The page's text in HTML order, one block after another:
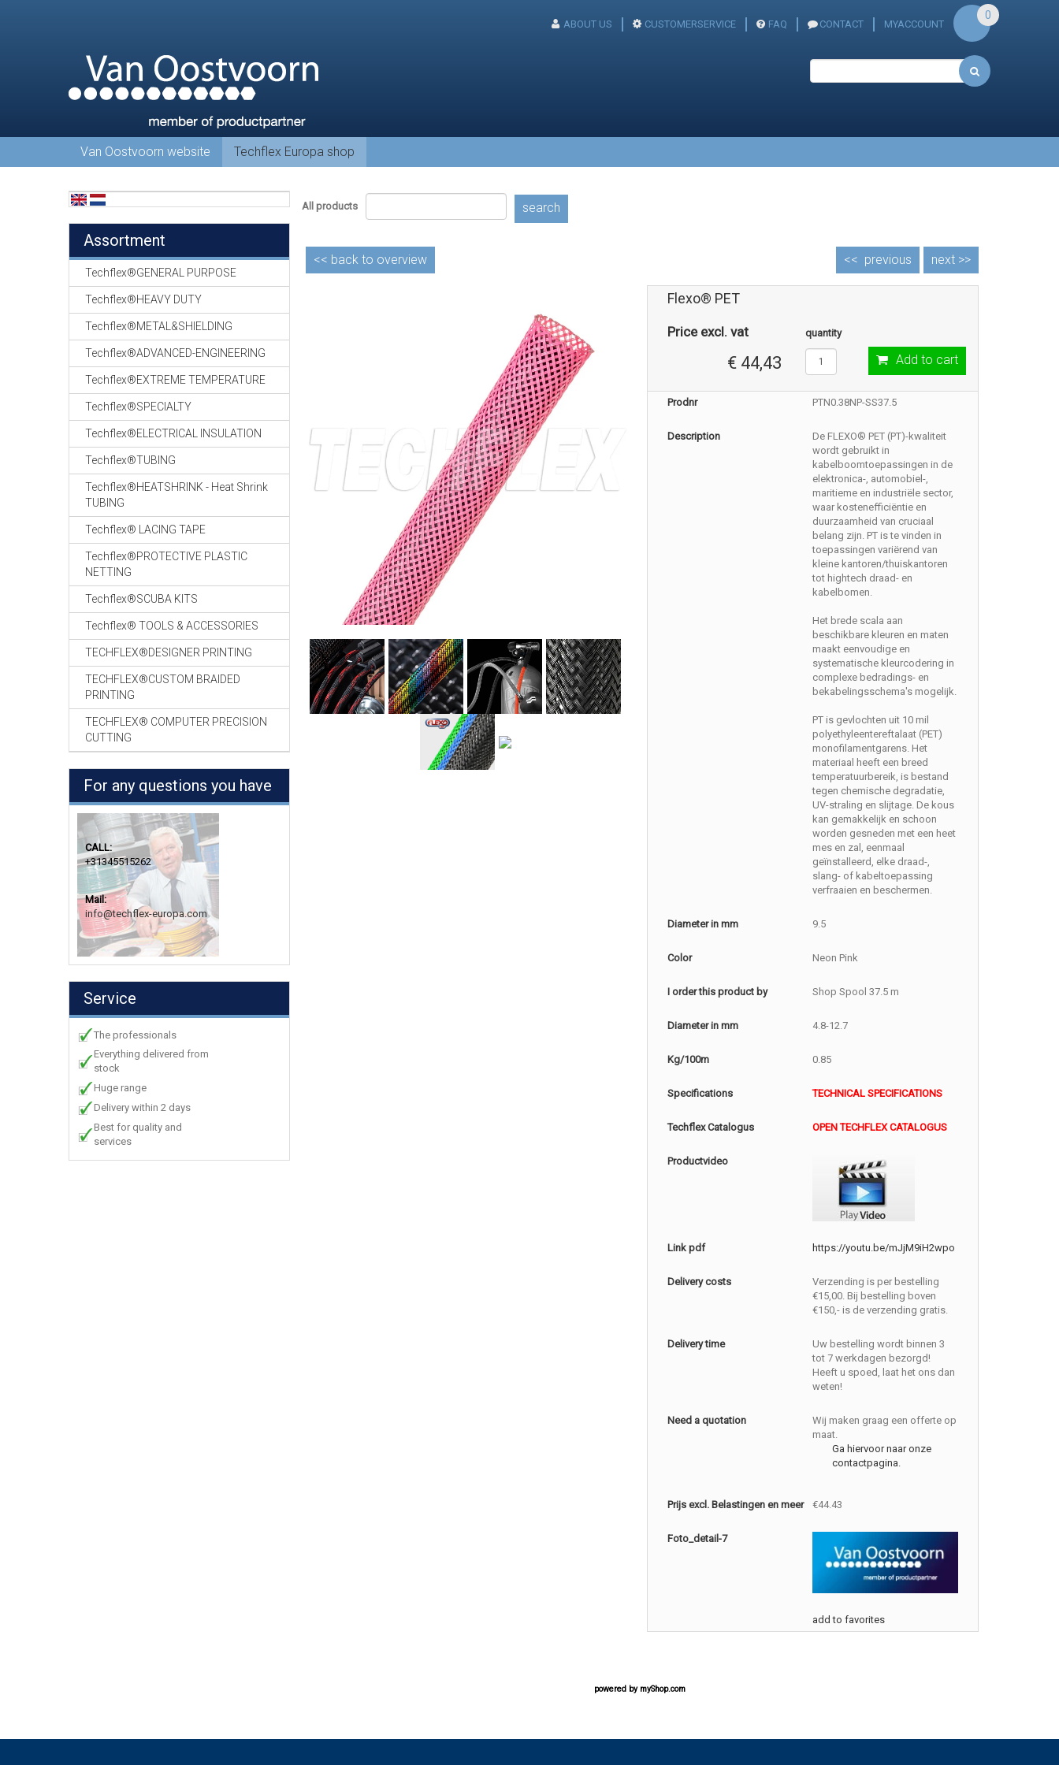
ABOUT US CUSTOMERSERVICE FAQ CONTACT MYACCOUNT
0
Van Oostvoorn website Techflex Europa shop
Assortment
Techflex®GENERAL PURPOSE
Techflex®HEAVY DUTY
Techflex®METAL&SHIELDING
Techflex®ADVANCED-ENGINEERING
Techflex®EXTREME TEMPERATURE
Techflex®SPECIALTY
Techflex®ELECTRICAL INSULATION
Techflex®TUBING
Techflex®HEATSHRINK - Heat Shrink
TUBING
Techflex® LACING TAPE
Techflex®PROTECTIVE PLASTIC
NETTING
Techflex®SCUBA KITS
Techflex® TOOLS & ACCESSORIES
TECHFLEX®DESIGNER PRINTING
TECHFLEX®CUSTOM BRAIDED
PRINTING
TECHFLEX® COMPUTER PRECISION
CUTTING
For any questions you have
CALL:
+31345515262
Mail:
info@techflex-europa.com
Service
The professionals
Everything delivered from
stock
Huge range
Delivery within 2 days
Best for quality and
services
All products search
<< back to overview next >>
<< previous
Flexo® PET
Price excl. vat
€ 44,43
quantity
Add to cart
Prodnr PTN0.38NP-SS37.5
Description
De FLEXO® PET (PT)-kwaliteit
wordt gebruikt in
kabelboomtoepassingen in de
elektronica-, automobiel-,
maritieme en industriële sector,
waar kostenefficiëntie en
duurzaamheid van cruciaal
belang zijn. PT is te vinden in
toepassingen variërend van
kleine kantoren/thuiskantoren
tot hightech draad- en
kabelbomen.
Het brede scala aan
beschikbare kleuren en maten
maakt eenvoudige en
systematische kleurcodering in
complexe bedradings- en
bekabelingsschema's mogelijk.
PT is gevlochten uit 10 mil
polyethyleentereftalaat (PET)
monofilamentgarens. Het
materiaal heeft een breed
temperatuurbereik, is bestand
tegen chemische degradatie,
UV-straling en slijtage. De kous
kan gemakkelijk en schoon
worden gesneden met een heet
mes en zal, eenmaal
geïnstalleerd, elke draad-,
slang- of kabeltoepassing
verfraaien en beschermen.
Diameter in mm 9.5
Color Neon Pink
I order this product by Shop Spool 37.5 m
Diameter in mm 4.8-12.7
Kg/100m 0.85
Specifications TECHNICAL SPECIFICATIONS
Techflex Catalogus OPEN TECHFLEX CATALOGUS
Productvideo
Link pdf https://youtu.be/mJjM9iH2wpo
Delivery costs
Verzending is per bestelling
€15,00. Bij bestelling boven
€150,- is de verzending gratis.
Delivery time
Uw bestelling wordt binnen 3
tot 7 werkdagen bezorgd!
Heeft u spoed, laat het ons dan
weten!
Need a quotation
Wij maken graag een offerte op
maat.
Ga hiervoor naar onze
contactpagina.
Prijs excl. Belastingen en meer €44.43
Foto_detail-7
add to favorites
powered by myShop.com